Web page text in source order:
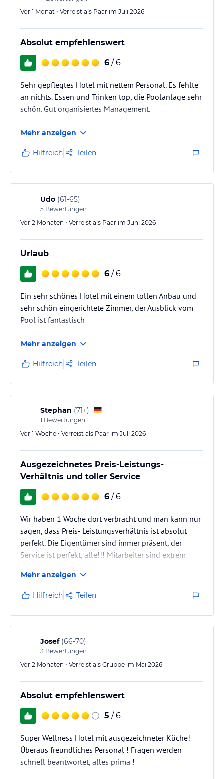
Vor 1 Monat • Verreist als Paar im Juli 2026
Absolut empfehlenswert
6 / 6
Sehr gepflegtes Hotel mit nettem Personal. Es fehlte
an nichts. Essen und Trinken top, die Poolanlage sehr
schön. Gut organisiertes Management.
Mehr anzeigen
Hilfreich Teilen
Udo (61-65)
5 Bewertungen
Vor 2 Monaten • Verreist als Paar im Juni 2026
Urlaub
6 / 6
Ein sehr schönes Hotel mit einem tollen Anbau und
sehr schön eingerichtete Zimmer, der Ausblick vom
Pool ist fantastisch
Mehr anzeigen
Hilfreich Teilen
Stephan (71+)
1 Bewertungen
Vor 1 Woche • Verreist als Paar im Juli 2026
Ausgezeichnetes Preis-Leistungs-
Verhältnis und toller Service
6 / 6
Wir haben 1 Woche dort verbracht und man kann nur
sagen, dass Preis- Leistungsverhältnis ist absolut
perfekt. Die Eigentümer sind immer präsent, der
Service ist perfekt, alle!!! Mitarbeiter sind extrem
dieses Hotel nur empfehlen.
Mehr anzeigen
Hilfreich Teilen
Josef (66-70)
3 Bewertungen
Vor 2 Monaten • Verreist als Gruppe im Mai 2026
Absolut empfehlenswert
5 / 6
Super Wellness Hotel mit ausgezeichneter Küche!
Überaus freundliches Personal ! Fragen werden
schnell beantwortet, alles prima !